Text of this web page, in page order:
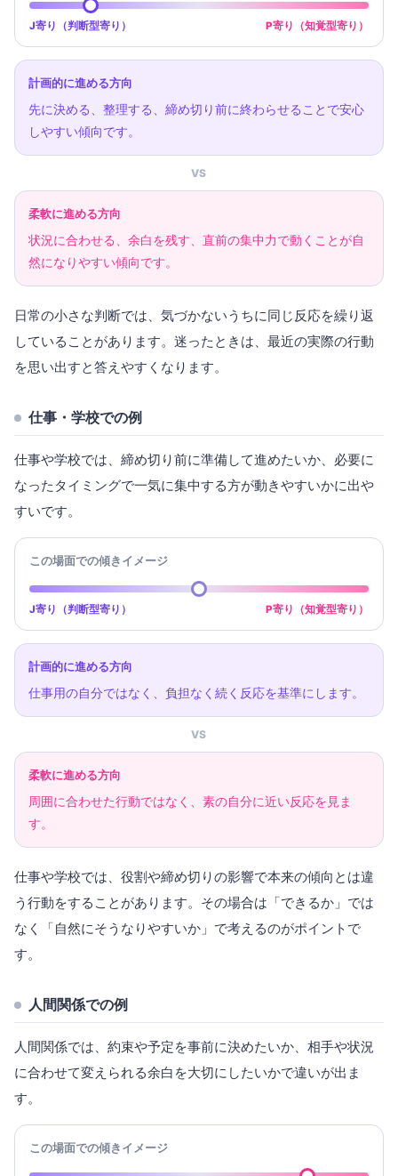
J寄り（判断型寄り） P寄り（知覚型寄り）
計画的に進める方向
先に決める、整理する、締め切り前に終わらせることで安心
しやすい傾向です。
VS
柔軟に進める方向
状況に合わせる、余白を残す、直前の集中力で動くことが自
然になりやすい傾向です。
日常の小さな判断では、気づかないうちに同じ反応を繰り返
していることがあります。迷ったときは、最近の実際の行動
を思い出すと答えやすくなります。
仕事・学校での例
仕事や学校では、締め切り前に準備して進めたいか、必要に
なったタイミングで一気に集中する方が動きやすいかに出や
すいです。
この場面での傾きイメージ
J寄り（判断型寄り） P寄り（知覚型寄り）
計画的に進める方向
仕事用の自分ではなく、負担なく続く反応を基準にします。
VS
柔軟に進める方向
周囲に合わせた行動ではなく、素の自分に近い反応を見ま
す。
仕事や学校では、役割や締め切りの影響で本来の傾向とは違
う行動をすることがあります。その場合は「できるか」では
なく「自然にそうなりやすいか」で考えるのがポイントで
す。
人間関係での例
人間関係では、約束や予定を事前に決めたいか、相手や状況
に合わせて変えられる余白を大切にしたいかで違いが出ま
す。
この場面での傾きイメージ